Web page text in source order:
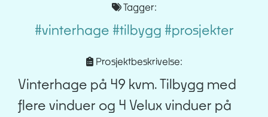
Tagger:
#vinterhage #tilbygg #prosjekter
Prosjektbeskrivelse:
Vinterhage på 49 kvm. Tilbygg med
flere vinduer og 4 Velux vinduer på